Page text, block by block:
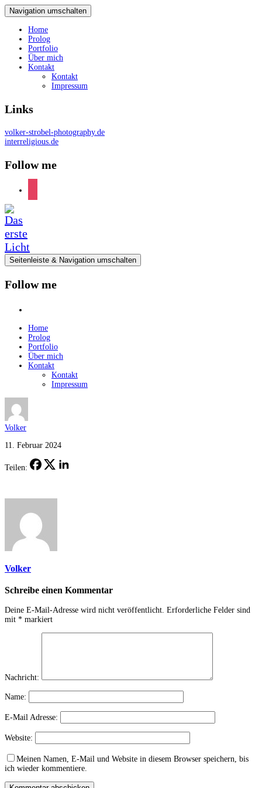
Navigation umschalten
Home
Prolog
Portfolio
Über mich
Kontakt
Kontakt
Impressum
Links
volker-strobel-photography.de
interreligious.de
Follow me
Seitenleiste & Navigation umschalten
Follow me
Home
Prolog
Portfolio
Über mich
Kontakt
Kontakt
Impressum
Volker
11. Februar 2024
Teilen:
Volker
Schreibe einen Kommentar
Deine E-Mail-Adresse wird nicht veröffentlicht. Erforderliche Felder sind
mit * markiert
Nachricht:
Name:
E-Mail Adresse:
Website:
Meinen Namen, E-Mail und Website in diesem Browser speichern, bis
ich wieder kommentiere.